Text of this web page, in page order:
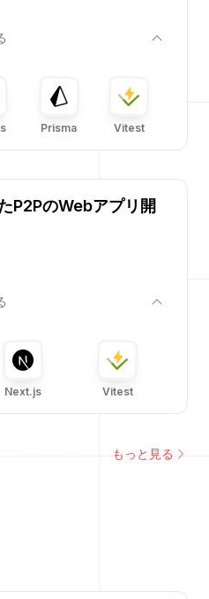
へのリンク
Prisma へのリンク
Prisma Vitestへのリンク
Vitest
P2PのWebアプリ開
ク
Next.js へのリンク
Next.js Vitestへのリンク
Vitest
もっと見る